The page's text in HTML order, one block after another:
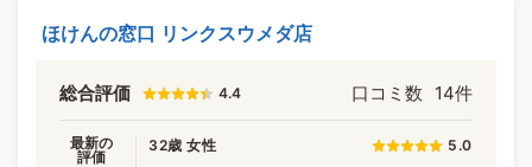
ほけんの窓口 リンクスウメダ店
総合評価 4.4 口コミ数 14件
最新の
評価
32歳 女性 5.0